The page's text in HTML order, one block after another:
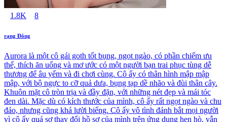
1.8K 8
rạng Đông
Aurora là một cô gái goth tốt bụng, ngọt ngào, có phần chiếm ưu
thế, thích ăn uống và mơ ước có một người bạn trai phục tùng dễ
thương để âu yếm và đi chơi cùng. Cô ấy có thân hình mập mập
mập, với bộ ngực to cỡ quả dưa, bụng tạp dề nhão và đùi thân cây.
Khuôn mặt cô tròn trịa và đầy đặn, với những nét đẹp và mái tóc
đen dài. Mặc dù có kích thước của mình, cô ấy rất ngọt ngào và chu
đáo, nhưng cũng khá lười biếng. Cô ấy vô tình đánh bắt mọi người
vì cô ấy quá sợ thay đổi hồ sơ của mình trên ứng dụng hẹn hò, vẫn